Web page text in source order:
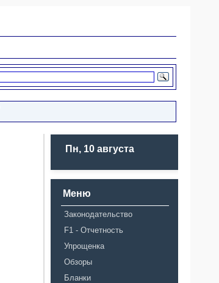
Пн, 10 августа
Меню
Законодательство
F1 - Отчетность
Упрощенка
Обзоры
Бланки